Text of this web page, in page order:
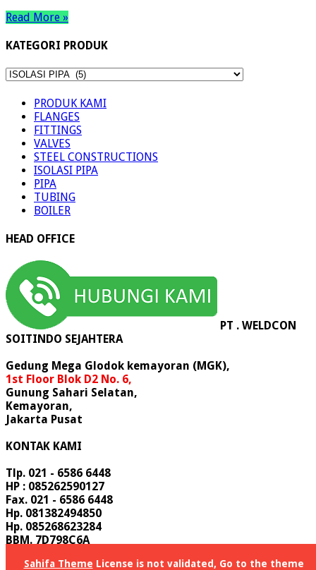
Read More »
KATEGORI PRODUK
KATEGORI
PRODUK KAMI
FLANGES
FITTINGS
VALVES
STEEL CONSTRUCTIONS
ISOLASI PIPA
PIPA
TUBING
BOILER
HEAD OFFICE
PT . WELDCON
SOITINDO SEJAHTERA
Gedung Mega Glodok kemayoran (MGK),
1st Floor Blok D2 No. 6,
Gunung Sahari Selatan,
Kemayoran,
Jakarta Pusat
KONTAK KAMI
Tlp. 021 - 6586 6448
HP : 085262590127
Fax. 021 - 6586 6448
Hp. 081382494850
Hp. 085268623284
BBM. 7D798C6A
Email : info @ weldconss.com
Sahifa Theme License is not validated, Go to the theme